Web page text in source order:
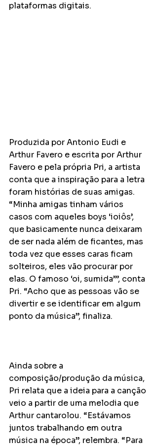
plataformas digitais.
Produzida por Antonio Eudi e
Arthur Favero e escrita por Arthur
Favero e pela própria Pri, a artista
conta que a inspiração para a letra
foram histórias de suas amigas.
“Minha amigas tinham vários
casos com aqueles boys ‘ioiôs’,
que basicamente nunca deixaram
de ser nada além de ficantes, mas
toda vez que esses caras ficam
solteiros, eles vão procurar por
elas. O famoso ‘oi, sumida’”, conta
Pri. “Acho que as pessoas vão se
divertir e se identificar em algum
ponto da música”, finaliza.
Ainda sobre a
composição/produção da música,
Pri relata que a ideia para a canção
veio a partir de uma melodia que
Arthur cantarolou. “Estávamos
juntos trabalhando em outra
música na época”, relembra. “Para